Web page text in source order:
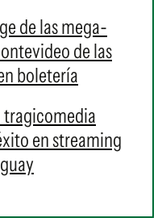
de las mega-
de las
boletería
tragicomedia
en streaming